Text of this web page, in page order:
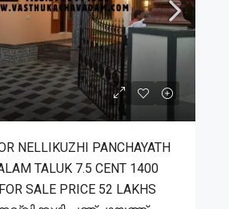
NELLIKUZHI PANCHAYATH
TALUK 7.5 CENT 1400
SALE PRICE 52 LAKHS